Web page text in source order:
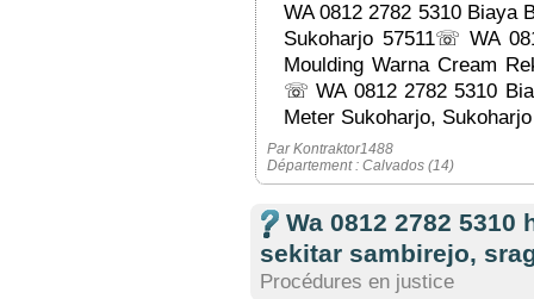
WA 0812 2782 5310 Biaya
Sukoharjo 57511☏ WA
Moulding Warna Cream
☏ WA 0812 2782 5310
Meter Sukoharjo,
Par Kontraktor1488
Département : Calvados (14)
Wa 0812 2782
sekitar sambirejo,
Procédures en justice